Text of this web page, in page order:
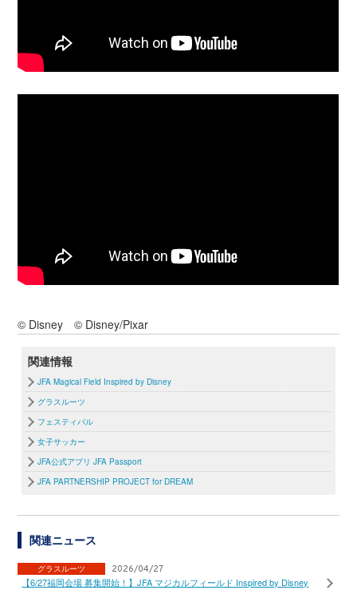
© Disney © Disney/Pixar
関連情報
JFA Magical Field Inspired by Disney
グラスルーツ
フェスティバル
女子サッカー
JFA公式アプリ JFA Passport
JFA PARTNERSHIP PROJECT for DREAM
関連ニュース
グラスルーツ 2026/04/27
【6/27福岡会場 募集開始！】JFA マジカルフィールド Inspired by Disney